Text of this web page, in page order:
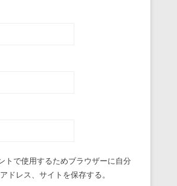
トで使用するためブラウザーに自分
ドレス、サイトを保存する。